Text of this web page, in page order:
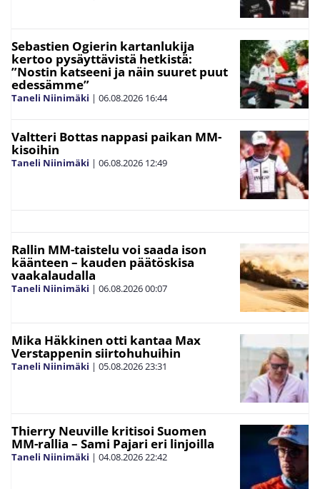
Sebastien Ogierin kartanlukija
kertoo pysäyttävistä hetkistä:
”Nostin katseeni ja näin suuret puut
edessämme”
Taneli Niinimäki | 06.08.2026 16:44
Valtteri Bottas nappasi paikan MM-
kisoihin
Taneli Niinimäki | 06.08.2026 12:49
Rallin MM-taistelu voi saada ison
käänteen – kauden päätöskisa
vaakalaudalla
Taneli Niinimäki | 06.08.202600:07
Mika Häkkinen otti kantaa Max
Verstappenin siirtohuhuihin
Taneli Niinimäki | 05.08.202623:31
Thierry Neuville kritisoi Suomen
MM-rallia – Sami Pajari eri linjoilla
Taneli Niinimäki | 04.08.202622:42